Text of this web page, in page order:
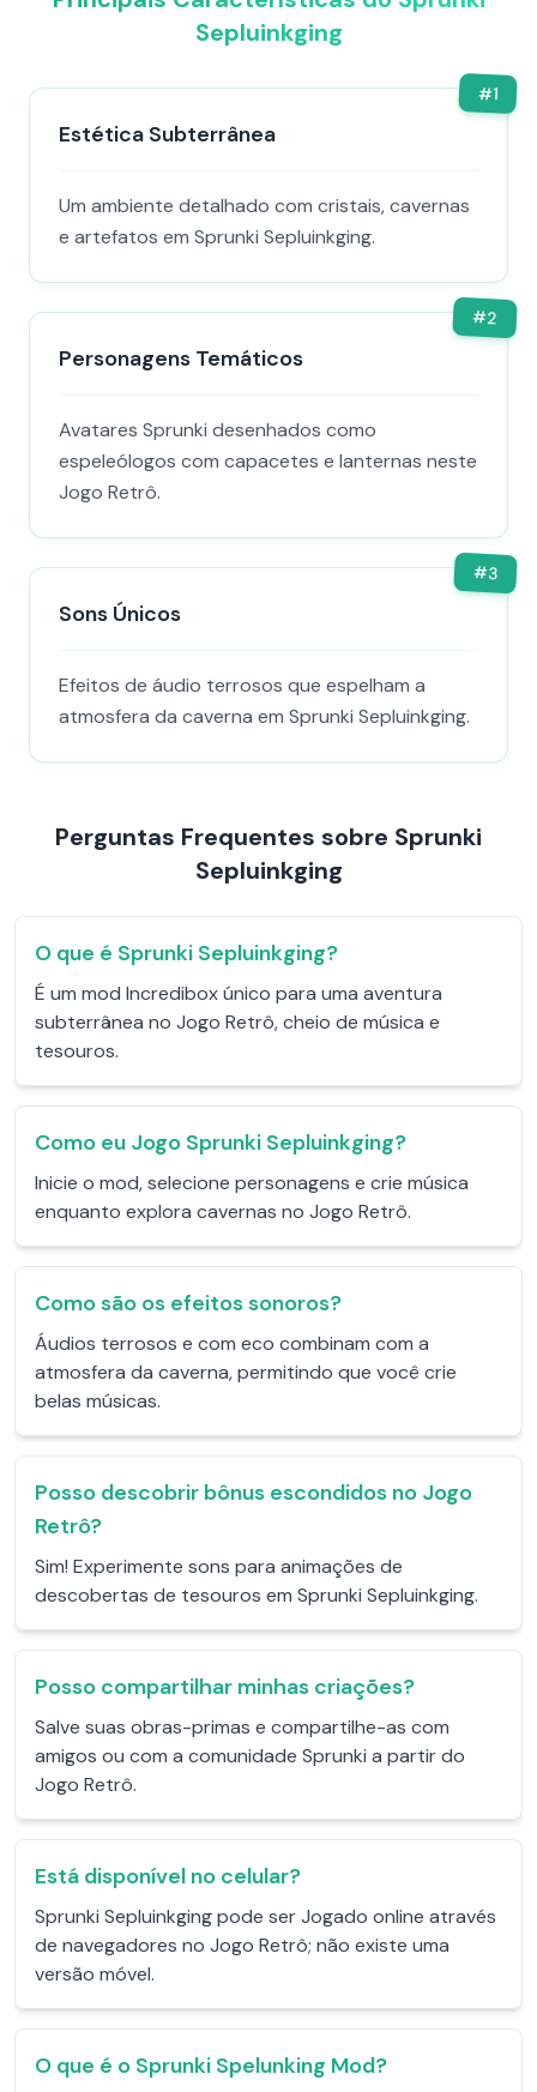
Sepluinkging
#1
Estética Subterrânea
Um ambiente detalhado com cristais, cavernas
e artefatos em Sprunki Sepluinkging.
#2
Personagens Temáticos
Avatares Sprunki desenhados como
espeleólogos com capacetes e lanternas neste
Jogo Retrô.
#3
Sons Únicos
Efeitos de áudio terrosos que espelham a
atmosfera da caverna em Sprunki Sepluinkging.
Perguntas Frequentes sobre Sprunki
Sepluinkging
O que é Sprunki Sepluinkging?
É um mod Incredibox único para uma aventura
subterrânea no Jogo Retrô, cheio de música e
tesouros.
Como eu Jogo Sprunki Sepluinkging?
Inicie o mod, selecione personagens e crie música
enquanto explora cavernas no Jogo Retrô.
Como são os efeitos sonoros?
Áudios terrosos e com eco combinam com a
atmosfera da caverna, permitindo que você crie
belas músicas.
Posso descobrir bônus escondidos no Jogo
Retrô?
Sim! Experimente sons para animações de
descobertas de tesouros em Sprunki Sepluinkging.
Posso compartilhar minhas criações?
Salve suas obras-primas e compartilhe-as com
amigos ou com a comunidade Sprunki a partir do
Jogo Retrô.
Está disponível no celular?
Sprunki Sepluinkging pode ser Jogado online através
de navegadores no Jogo Retrô; não existe uma
versão móvel.
O que é o Sprunki Spelunking Mod?